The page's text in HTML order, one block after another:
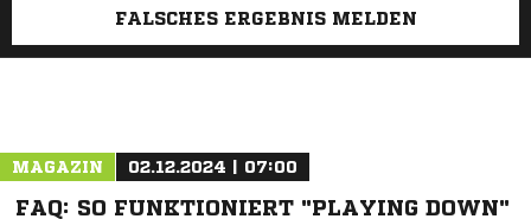
FALSCHES ERGEBNIS MELDEN
MAGAZIN 02.12.2024 | 07:00
FAQ: SO FUNKTIONIERT "PLAYING DOWN"